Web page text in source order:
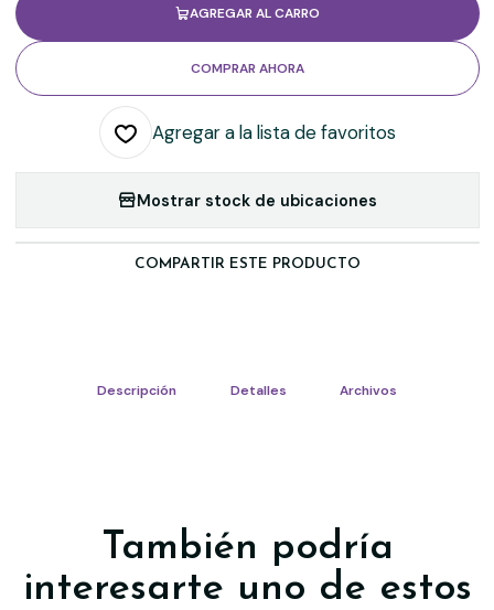
AGREGAR AL CARRO
COMPRAR AHORA
Agregar a la lista de favoritos
Mostrar stock de ubicaciones
COMPARTIR ESTE PRODUCTO
Descripción Detalles Archivos
También podría
interesarte uno de estos